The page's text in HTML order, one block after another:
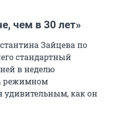
чем в 30 лет»
Зайцева по
стандартный
в неделю
режимном
удивительным, как он